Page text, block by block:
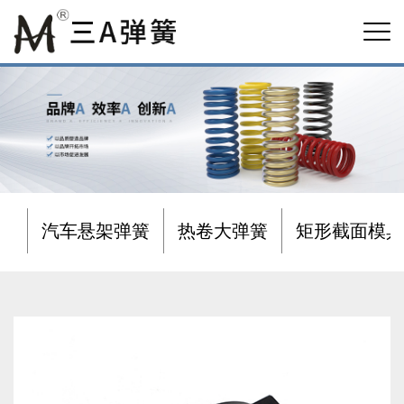
汽车悬架弹簧 热卷大弹簧 矩形截面模